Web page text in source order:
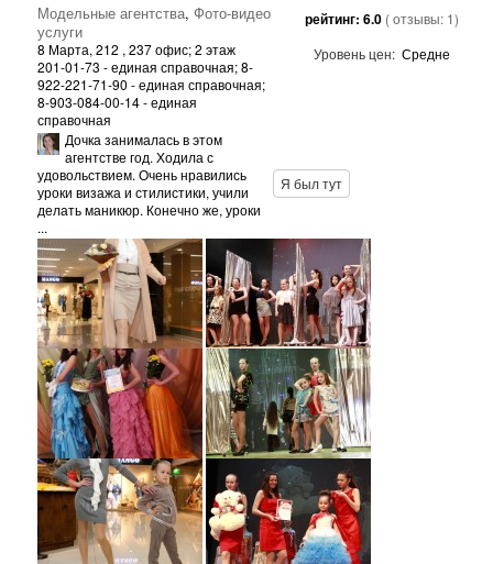
Модельные агентства, Фото-видео
услуги
8 Марта, 212 , 237 офис; 2 этаж
201-01-73 - единая справочная; 8-
922-221-71-90 - единая справочная;
8-903-084-00-14 - единая
справочная
рейтинг: 6.0 ( отзывы: 1)
Уровень цен: Средне
Дочка занималась в этом
агентстве год. Ходила с
удовольствием. Очень нравились
уроки визажа и стилистики, учили
делать маникюр. Конечно же, уроки
...
Я был тут